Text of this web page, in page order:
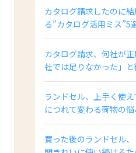
カタログ請求したのに
る”カタログ活用ミス”5
カタログ請求、何社が
社では足りなかった」
ランドセル、上手く使
につれて変わる荷物の
買った後のランドセル